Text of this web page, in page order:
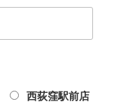
西荻窪駅前店